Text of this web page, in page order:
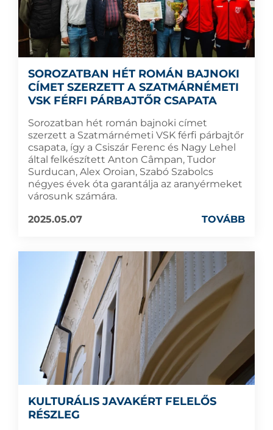
SOROZATBAN HÉT ROMÁN BAJNOKI
CÍMET SZERZETT A SZATMÁRNÉMETI
VSK FÉRFI PÁRBAJTŐR CSAPATA
Sorozatban hét román bajnoki címet
szerzett a Szatmárnémeti VSK férfi párbajtőr
csapata, így a Csiszár Ferenc és Nagy Lehel
által felkészített Anton Câmpan, Tudor
Surducan, Alex Oroian, Szabó Szabolcs
négyes évek óta garantálja az aranyérmeket
városunk számára.
2025.05.07
TOVÁBB
KULTURÁLIS JAVAKÉRT FELELŐS
RÉSZLEG